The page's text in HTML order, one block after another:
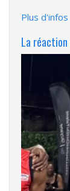
Plus d'infos
La réaction